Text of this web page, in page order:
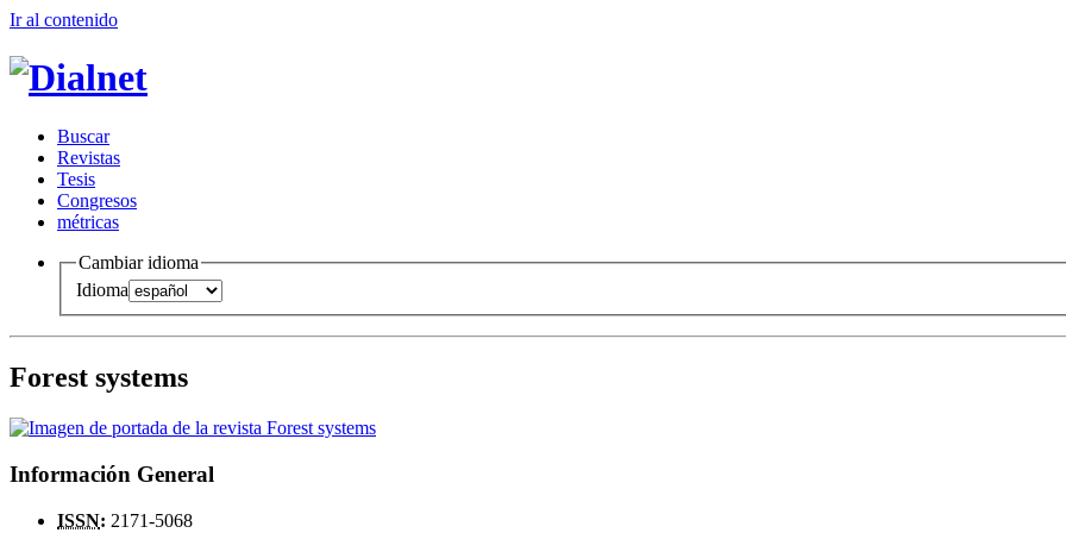
Ir al contenido
Buscar
Revistas
Tesis
Congresos
métricas
Cambiar idioma
Idioma
Forest systems
Información General
ISSN: 2171-5068